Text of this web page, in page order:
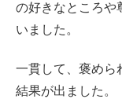
の好きなところや
いました。
一貫して、褒めら
結果が出ました。